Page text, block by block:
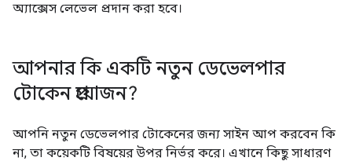
অ্যাক্সেস লেভেল প্রদান করা হবে।
আপনার কি একটি নতুন ডেভেলপার
টোকেন প্রয়োজন?
আপনি নতুন ডেভেলপার টোকেনের জন্য সাইন আপ করবেন কি
না, তা কয়েকটি বিষয়ের উপর নির্ভর করে। এখানে কিছু সাধারণ